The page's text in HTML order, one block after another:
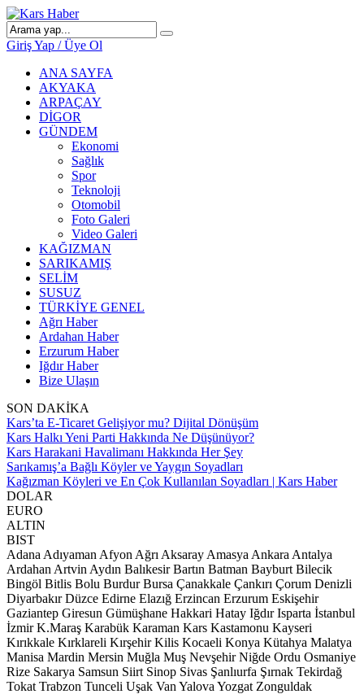
Giriş Yap / Üye Ol
ANA SAYFA
AKYAKA
ARPAÇAY
DİGOR
GÜNDEM
Ekonomi
Sağlık
Spor
Teknoloji
Otomobil
Foto Galeri
Video Galeri
KAĞIZMAN
SARIKAMIŞ
SELİM
SUSUZ
TÜRKİYE GENEL
Ağrı Haber
Ardahan Haber
Erzurum Haber
Iğdır Haber
Bize Ulaşın
SON DAKİKA
Kars’ta E-Ticaret Gelişiyor mu? Dijital Dönüşüm
Kars Halkı Yeni Parti Hakkında Ne Düşünüyor?
Kars Harakani Havalimanı Hakkında Her Şey
Sarıkamış’a Bağlı Köyler ve Yaygın Soyadları
Kağızman Köyleri ve En Çok Kullanılan Soyadları | Kars Haber
DOLAR
EURO
ALTIN
BIST
Adana Adıyaman Afyon Ağrı Aksaray Amasya Ankara Antalya
Ardahan Artvin Aydın Balıkesir Bartın Batman Bayburt Bilecik
Bingöl Bitlis Bolu Burdur Bursa Çanakkale Çankırı Çorum Denizli
Diyarbakır Düzce Edirne Elazığ Erzincan Erzurum Eskişehir
Gaziantep Giresun Gümüşhane Hakkari Hatay Iğdır Isparta İstanbul
İzmir K.Maraş Karabük Karaman Kars Kastamonu Kayseri
Kırıkkale Kırklareli Kırşehir Kilis Kocaeli Konya Kütahya Malatya
Manisa Mardin Mersin Muğla Muş Nevşehir Niğde Ordu Osmaniye
Rize Sakarya Samsun Siirt Sinop Sivas Şanlıurfa Şırnak Tekirdağ
Tokat Trabzon Tunceli Uşak Van Yalova Yozgat Zonguldak